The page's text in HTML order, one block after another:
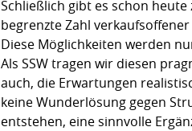
Schließlich gibt es schon
begrenzte Zahl
Diese Möglichkeiten werden
Als SSW tragen wir diesen
auch, die Erwartungen
keine Wunderlösung gegen
entstehen, eine sinnvolle